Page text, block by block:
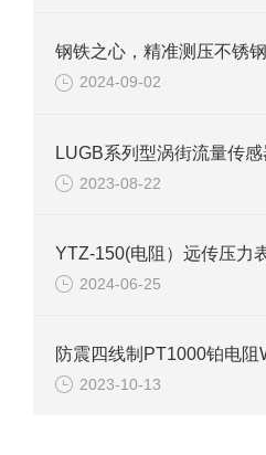
2024-09-02
2023-08-22
2024-06-25
2023-10-13